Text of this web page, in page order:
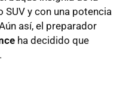
y con una potencia
así, el preparador
ha decidido que